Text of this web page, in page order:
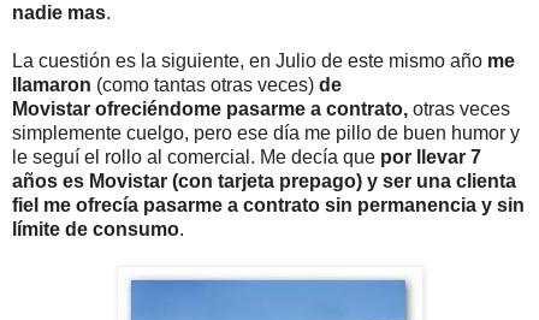
nadie mas.
La cuestión es la siguiente, en Julio de este mismo año me
llamaron (como tantas otras veces) de
Movistar ofreciéndome pasarme a contrato, otras veces
simplemente cuelgo, pero ese día me pillo de buen humor y
le seguí el rollo al comercial. Me decía que por llevar 7
años es Movistar (con tarjeta prepago) y ser una clienta
fiel me ofrecía pasarme a contrato sin permanencia y sin
límite de consumo.